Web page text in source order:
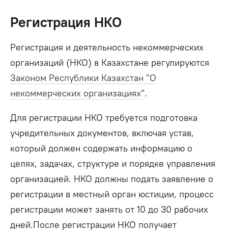
Регистрация НКО
Регистрация и деятельность некоммерческих
организаций (НКО) в Казахстане регулируются
Законом Республики Казахстан "О
некоммерческих организациях".
Для регистрации НКО требуется подготовка
учредительных документов, включая устав,
который должен содержать информацию о
целях, задачах, структуре и порядке управления
организацией. НКО должны подать заявление о
регистрации в местный орган юстиции, процесс
регистрации может занять от 10 до 30 рабочих
дней.После регистрации НКО получает